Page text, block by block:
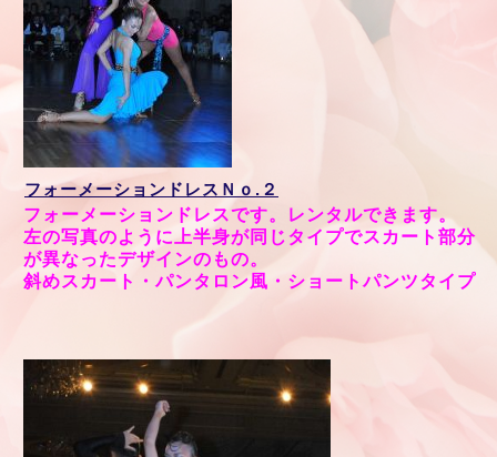
フォーメーションドレスＮｏ.２
フォーメーションドレスです。レンタルできます。
左の写真のように上半身が同じタイプでスカート部分
が異なったデザインのもの。
斜めスカート・パンタロン風・ショートパンツタイプ